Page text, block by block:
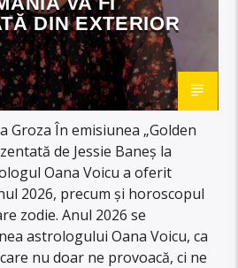
DIN EXTERIOR
Groza În emisiunea „Golden
de Jessie Baneș la
Oana Voicu a oferit
2026, precum și horoscopul
zodie. Anul 2026 se
astrologului Oana Voicu, ca
nu doar ne provoacă, ci ne